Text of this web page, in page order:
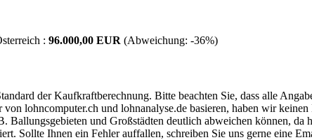
: 96.000,00 EUR (Abweichung: -36%)
der Kaufkraftberechnung. Bitte beachten Sie, dass alle
lohncomputer.ch und lohnanalyse.de basieren, haben wir
Ballungsgebieten und Großstädten deutlich abweichen können,
Sollte Ihnen ein Fehler auffallen, schreiben Sie uns gerne eine